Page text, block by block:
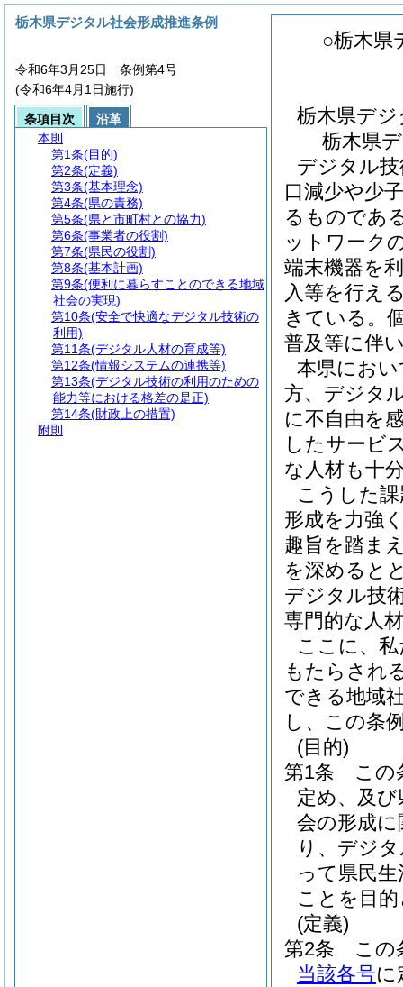
○栃木県
栃木県デ
栃木県
デジタル
口減少や少
るものであ
ットワーク
端末機器を
入等を行え
きている。
普及等に伴
本県にお
方、デジタ
に不自由を
したサービ
な人材も十
こうした
形成を力強
趣旨を踏ま
を深めると
デジタル技
専門的な人
ここに、
もたらされ
できる地域
し、この条
(目的)
第1条
この
定め、及
会の形成
り、デジ
って県民
ことを目
(定義)
第2条
この
当該各号に
栃木県デジタル社会形成推進条例
令和6年3月25日 条例第4号
(令和6年4月1日施行)
条項目次
沿革
本則
第1条(目的)
第2条(定義)
第3条(基本理念)
第4条(県の責務)
第5条(県と市町村との協力)
第6条(事業者の役割)
第7条(県民の役割)
第8条(基本計画)
第9条(便利に暮らすことのできる地域
社会の実現)
第10条(安全で快適なデジタル技術の
利用)
第11条(デジタル人材の育成等)
第12条(情報システムの連携等)
第13条(デジタル技術の利用のための
能力等における格差の是正)
第14条(財政上の措置)
附則